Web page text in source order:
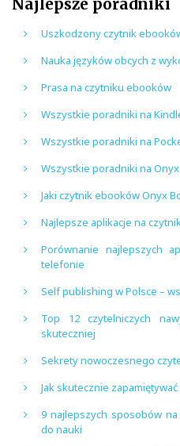
Najlepsze poradniki
Uszkodzony czytnik
Nauka języków obcych z
Prasa na czytniku ebooków
Wszystkie poradniki na
Wszystkie poradniki na
Wszystkie poradniki na
Jaki czytnik ebooków Onyx
Najlepsze aplikacje na
Porównanie najlepszych
telefonie
Self publishing w Polsce –
Top 12 czytelniczych
skuteczniej
Sekrety nowoczesnego
Jak skutecznie
9 najlepszych sposobów
do nauki